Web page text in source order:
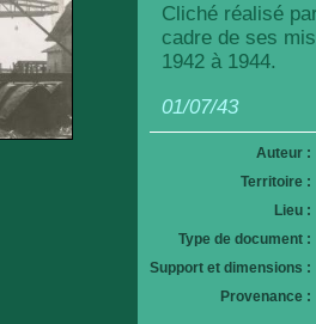
Cliché réalisé
cadre de ses
1942 à 1944.
01/07/43
Auteur :
Territoire :
Lieu :
Type de document :
Support et dimensions :
Provenance :